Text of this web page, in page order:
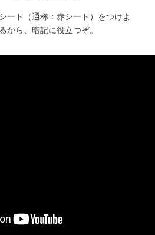
ート（通称：赤シート）をつけよ
から、暗記に役立つぞ。